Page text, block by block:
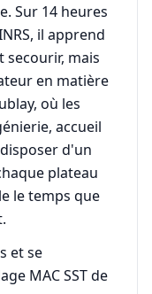
Sur 14 heures
il apprend
secourir, mais
en matière
où les
accueil
d'un
plateau
le temps que
et se
MAC SST de